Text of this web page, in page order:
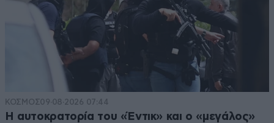
ΚΟΣΜΟΣ09·08·2026 07:44
Η αυτοκρατορία του «Έντικ» και ο «μεγάλος»